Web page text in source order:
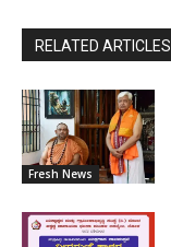
RELATED ARTICLES
Fresh News